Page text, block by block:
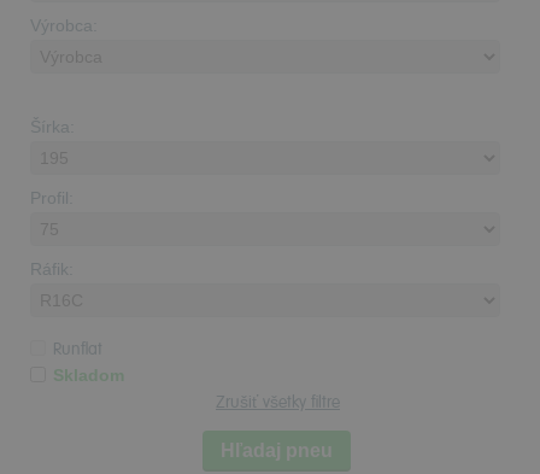
Výrobca:
Šírka:
Profil:
Ráfik:
Runflat
Skladom
Zrušiť všetky filtre
Hľadaj pneu